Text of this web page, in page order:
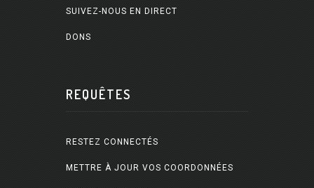
SUIVEZ-NOUS EN DIRECT
DONS
REQUÊTES
RESTEZ CONNECTÉS
METTRE À JOUR VOS COORDONNÉES